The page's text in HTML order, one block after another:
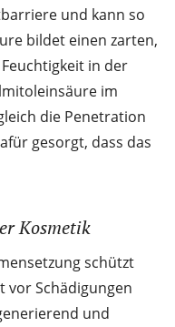
und kann so
bildet einen zarten,
in der
im
die Penetration
gesorgt, dass das
Kosmetik
schützt
vor Schädigungen
und